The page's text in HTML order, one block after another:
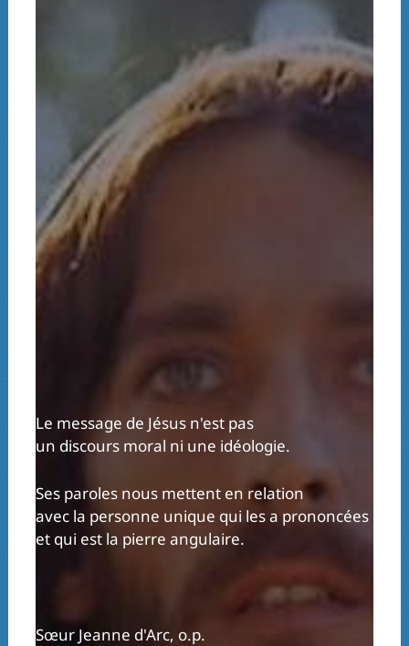
Le message de Jésus n'est pas
un discours moral ni une idéologie.
Ses paroles nous mettent en relation
avec la personne unique qui les a prononcées
et qui est la pierre angulaire.
Sœur Jeanne d'Arc, o.p.